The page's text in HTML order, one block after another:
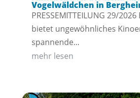
Vogelwäldchen in
PRESSEMITTEILUNG 29/
bietet ungewöhnliches
spannende...
mehr lesen